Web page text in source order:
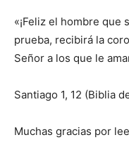
«¡Feliz el hombre que
prueba, recibirá la
Señor a los que le
Santiago 1, 12 (Biblia
Muchas gracias por